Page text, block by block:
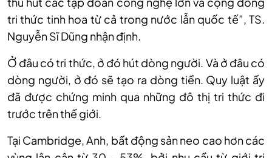
tri thức tinh hoa từ cả trong nước lẫn quốc tế”, TS.
Nguyễn Sĩ Dũng nhận định.
Ở đâu có tri thức, ở đó hút dòng người. Và ở đâu có
dòng người, ở đó sẽ tạo ra dòng tiền. Quy luật ấy
đã được chứng minh qua những đô thị tri thức đi
trước trên thế giới.
Tại Cambridge, Anh, bất động sản neo cao hơn các